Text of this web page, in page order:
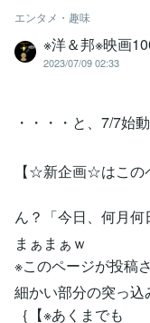
エンタメ・趣味
※洋＆邦※映画
2023/07/09 02:33
・・・・と、7/7始
【☆新企画☆はこの
ん？「今日、何月
まぁまぁｗ
※このページが投稿
細かい部分の突っ込
｛【※あくまでも